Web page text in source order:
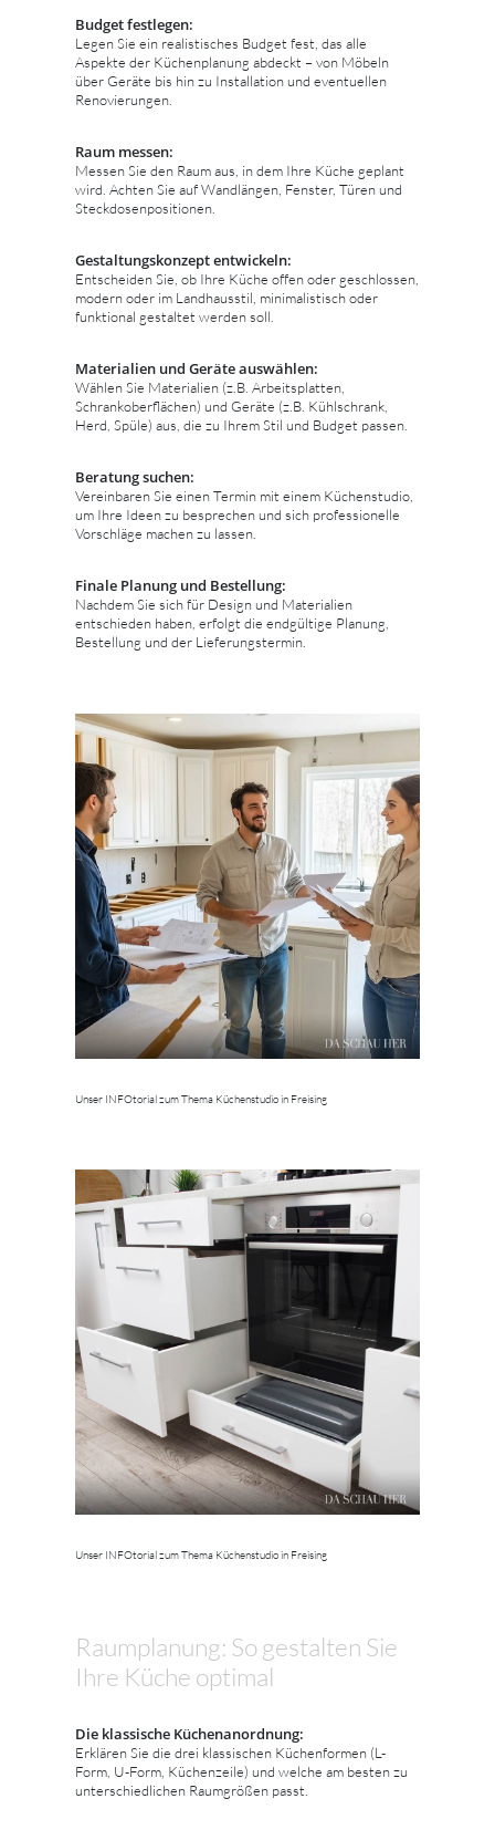
Budget festlegen:
Legen Sie ein realistisches Budget fest, das alle
Aspekte der Küchenplanung abdeckt – von Möbeln
über Geräte bis hin zu Installation und eventuellen
Renovierungen.
Raum messen:
Messen Sie den Raum aus, in dem Ihre Küche geplant
wird. Achten Sie auf Wandlängen, Fenster, Türen und
Steckdosenpositionen.
Gestaltungskonzept entwickeln:
Entscheiden Sie, ob Ihre Küche offen oder geschlossen,
modern oder im Landhausstil, minimalistisch oder
funktional gestaltet werden soll.
Materialien und Geräte auswählen:
Wählen Sie Materialien (z.B. Arbeitsplatten,
Schrankoberflächen) und Geräte (z.B. Kühlschrank,
Herd, Spüle) aus, die zu Ihrem Stil und Budget passen.
Beratung suchen:
Vereinbaren Sie einen Termin mit einem Küchenstudio,
um Ihre Ideen zu besprechen und sich professionelle
Vorschläge machen zu lassen.
Finale Planung und Bestellung:
Nachdem Sie sich für Design und Materialien
entschieden haben, erfolgt die endgültige Planung,
Bestellung und der Lieferungstermin.
Unser INFOtorial zum Thema Küchenstudio in Freising
Unser INFOtorial zum Thema Küchenstudio in Freising
Raumplanung: So gestalten Sie
Ihre Küche optimal
Die klassische Küchenanordnung:
Erklären Sie die drei klassischen Küchenformen (L-
Form, U-Form, Küchenzeile) und welche am besten zu
unterschiedlichen Raumgrößen passt.